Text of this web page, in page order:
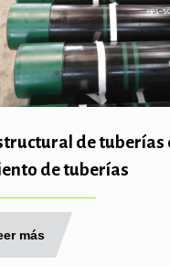
de tuberías
de tuberías
más